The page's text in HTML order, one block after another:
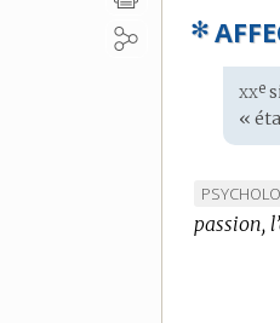
✻
:
xxe
«
MARQUE
DE
passion,